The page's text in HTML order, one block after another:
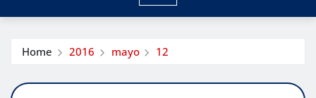
Home 2016 mayo 12